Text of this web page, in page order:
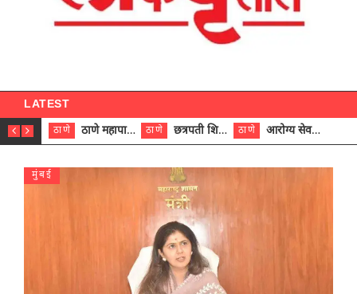
LATEST
ठाणे ठाणे महापालिकेच्या नऊ प्रभाग समित्यांवर अध्यक्ष विराजमान ठाणे छत्रपती शिवाजी महाराज रुग्णालयात दुर्मिळ ट्युमरची यशस्वी शस्त्रक्रिया ठाणे आरोग्य सेवक (पुरुष) पदावरून ११ कर्मचाऱ्यांना आरोग्य सहाय्यक (पुरुष) पदावर पदोन्नती; मुख्य कार्यकारी अधिकारी रणजित यादव यांच्या हस्ते आदेश वितरण
मुंबई